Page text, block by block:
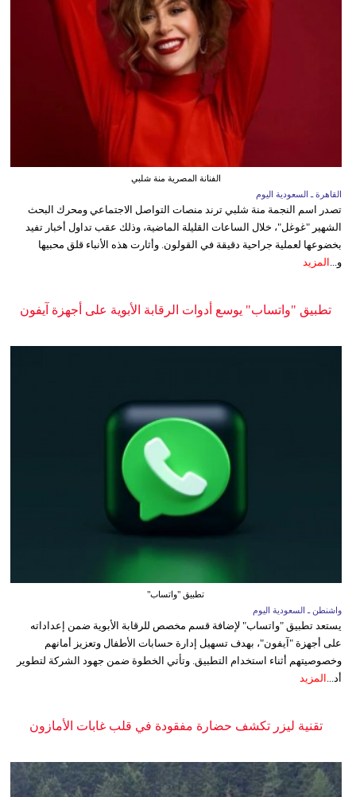
الفنانة المصرية منة شلبي
القاهرة ـ السعودية اليوم
تصدر اسم النجمة منة شلبي ترند منصات التواصل الاجتماعي ومحرك البحث
الشهير "غوغل"، خلال الساعات القليلة الماضية، وذلك عقب تداول أخبار تفيد
بخضوعها لعملية جراحية دقيقة في القولون. وأثارت هذه الأنباء قلق محبيها
و... المزيد
تطبيق "واتساب" يوسع أدوات الرقابة الأبوية على أجهزة آيفون
تطبيق "واتساب"
واشنطن ـ السعودية اليوم
يستعد تطبيق "واتساب" لإضافة قسم مخصص للرقابة الأبوية ضمن إعداداته
على أجهزة "آيفون"، بهدف تسهيل إدارة حسابات الأطفال وتعزيز أمانهم
وخصوصيتهم أثناء استخدام التطبيق. وتأتي الخطوة ضمن جهود الشركة لتطوير
أد...
المزيد
تقنية ليزر تكشف حضارة مفقودة في قلب غابات الأمازون